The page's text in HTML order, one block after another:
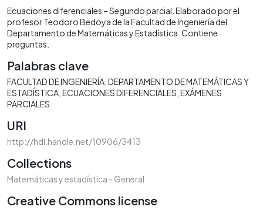
Ecuaciones diferenciales – Segundo parcial. Elaborado por el
profesor Teodoro Bedoya de la Facultad de Ingeniería del
Departamento de Matemáticas y Estadística. Contiene
preguntas.
Palabras clave
FACULTAD DE INGENIERÍA DEPARTAMENTO DE MATEMÁTICAS Y
ESTADÍSTICA ECUACIONES DIFERENCIALES EXÁMENES
PARCIALES
URI
http://hdl.handle.net/10906/3413
Collections
Matemáticas y estadística - General
Creative Commons license